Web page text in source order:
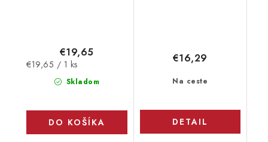
Skladom
€19,65
Jednotková
€19,65 / 1 ks
DO KOŠÍKA
Na ceste
€16,29
DETAIL